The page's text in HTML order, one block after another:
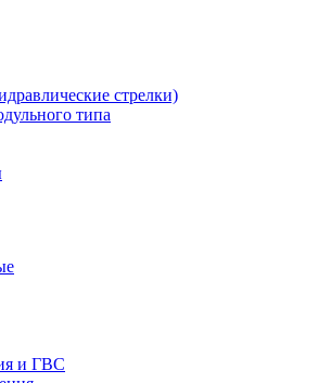
стрелки)
типа
и ГВС